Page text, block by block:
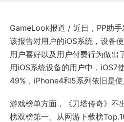
GameLook报道 / 近日，PP助手
该报告对用户的iOS系统，设备
用户喜好以及用户付费行为做出
用iOS系统设备的用户中，iOS7
49%，iPhone4和5系列依旧是使
游戏榜单方面，《刀塔传奇》不
榜双榜第一。从网游下载榜